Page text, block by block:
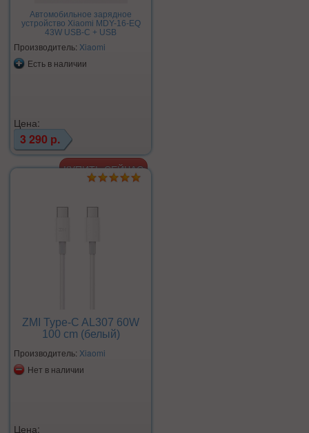
Автомобильное зарядное
устройство Xiaomi MDY-16-EQ
43W USB-C + USB
Производитель: Xiaomi
Есть в наличии
Цена:
3 290 р.
ZMI Type-C AL307 60W
100 cm (белый)
Производитель: Xiaomi
Нет в наличии
Цена: